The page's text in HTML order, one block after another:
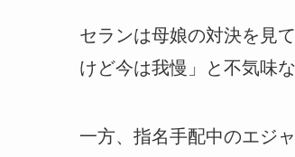
セランは母娘の対決を見
けど今は我慢」と不気味
一方、指名手配中のエジ